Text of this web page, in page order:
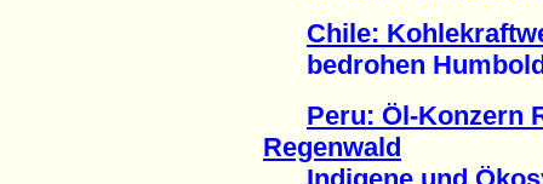
Chile:
bedrohen
Peru: Öl-Konzern
Regenwald